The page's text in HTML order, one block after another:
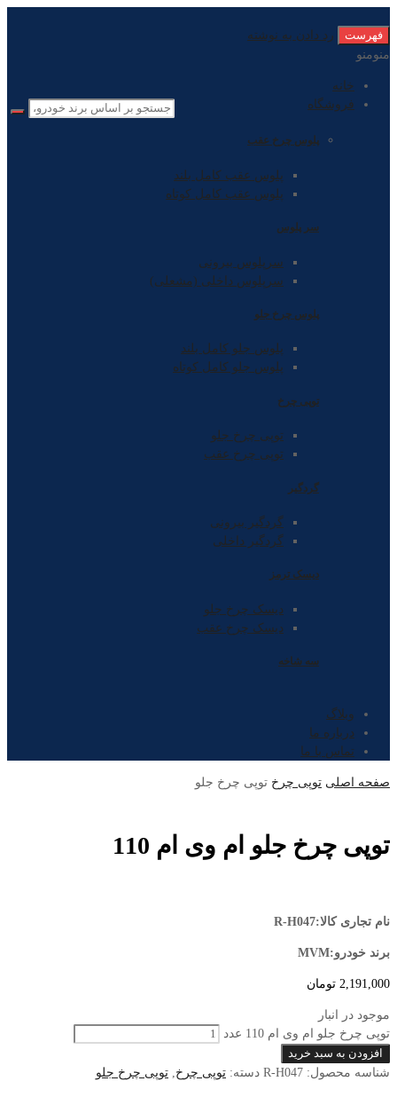
فهرست
رد دادن به نوشته
منومنو
خانه
فروشگاه
پلوس چرخ عقب
پلوس عقب کامل بلند
پلوس عقب کامل کوتاه
سر پلوس
سرپلوس بیرونی
سرپلوس داخلی (مشعلی)
پلوس چرخ جلو
پلوس جلو کامل بلند
پلوس جلو کامل کوتاه
توپی چرخ
توپی چرخ جلو
توپی چرخ عقب
گردگیر
گردگیر بیرونی
گردگیر داخلی
دیسک ترمز
دیسک چرخ جلو
دیسک چرخ عقب
سه شاخه
وبلاگ
درباره ما
تماس با ما
صفحه اصلی توپی چرخ توپی چرخ جلو
توپی چرخ جلو ام وی ام 110
نام تجاری کالا:R-H047
برند خودرو:MVM
2,191,000 تومان
موجود در انبار
توپی چرخ جلو ام وی ام 110 عدد
افزودن به سبد خرید
شناسه محصول: R-H047 دسته: توپی چرخ توپی چرخ جلو